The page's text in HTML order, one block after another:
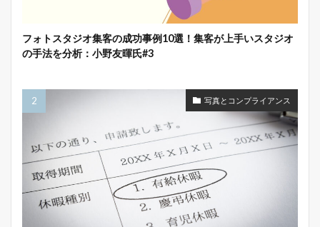
フォトスタジオ集客の成功事例10選！集客が上手いスタジオ
の手法を分析：小野友暉氏#3
写真とコンプライアンス